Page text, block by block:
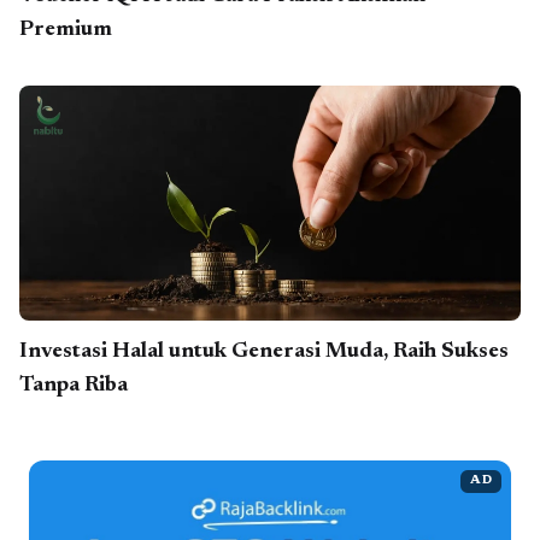
Premium
Investasi Halal untuk Generasi Muda, Raih Sukses
Tanpa Riba
AD